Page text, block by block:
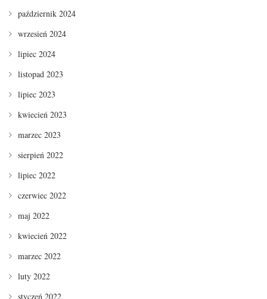
październik 2024
wrzesień 2024
lipiec 2024
listopad 2023
lipiec 2023
kwiecień 2023
marzec 2023
sierpień 2022
lipiec 2022
czerwiec 2022
maj 2022
kwiecień 2022
marzec 2022
luty 2022
styczeń 2022